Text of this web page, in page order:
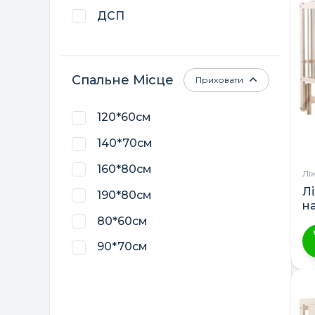
ДСП
Спальне Місце
120*60см
140*70см
160*80см
190*80см
80*60см
90*70см
Приховати